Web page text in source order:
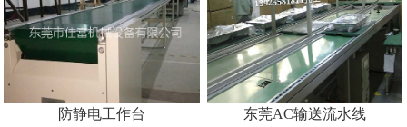
防静电工作台 东莞AC输送流水线